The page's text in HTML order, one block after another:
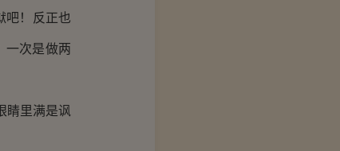
吧！反正也
一次是做两
睛里满是讽